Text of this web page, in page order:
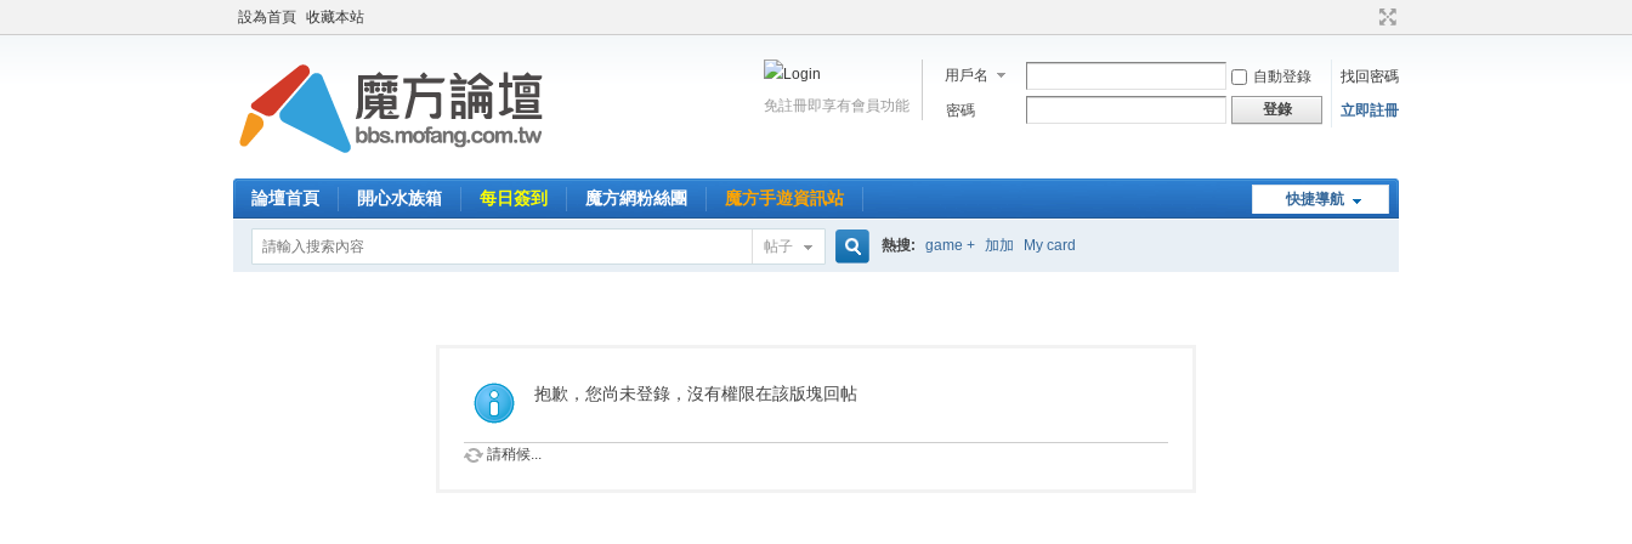
設為首頁 收藏本站
用戶名 自動登錄
找回密碼
密碼
登錄 立即註冊
免註冊即享有會員功能
快捷導航
論壇首頁 開心水族箱 每日簽到 魔方網粉絲團 魔方手遊資訊站
帖子
索
熱搜: game + 加加 My card
抱歉，您尚未登錄，沒有權限在該版塊回帖
請稍候...